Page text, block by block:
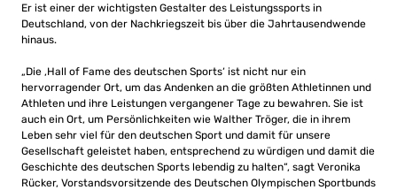
Er ist einer der wichtigsten Gestalter des Leistungssports in
Deutschland, von der Nachkriegszeit bis über die Jahrtausendwende
hinaus.
„Die ‚Hall of Fame des deutschen Sports‘ ist nicht nur ein
hervorragender Ort, um das Andenken an die größten Athletinnen und
Athleten und ihre Leistungen vergangener Tage zu bewahren. Sie ist
auch ein Ort, um Persönlichkeiten wie Walther Tröger, die in ihrem
Leben sehr viel für den deutschen Sport und damit für unsere
Gesellschaft geleistet haben, entsprechend zu würdigen und damit die
Geschichte des deutschen Sports lebendig zu halten“, sagt Veronika
Rücker, Vorstandsvorsitzende des Deutschen Olympischen Sportbunds